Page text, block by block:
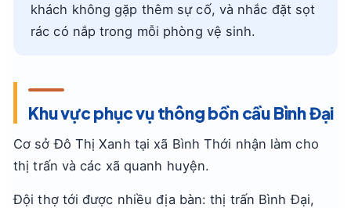
khách không gặp thêm sự cố, và nhắc đặt sọt
rác có nắp trong mỗi phòng vệ sinh.
Khu vực phục vụ thông bồn cầu Bình Đại
Cơ sở Đô Thị Xanh tại xã Bình Thới nhận làm cho
thị trấn và các xã quanh huyện.
Đội thợ tới được nhiều địa bàn: thị trấn Bình Đại,